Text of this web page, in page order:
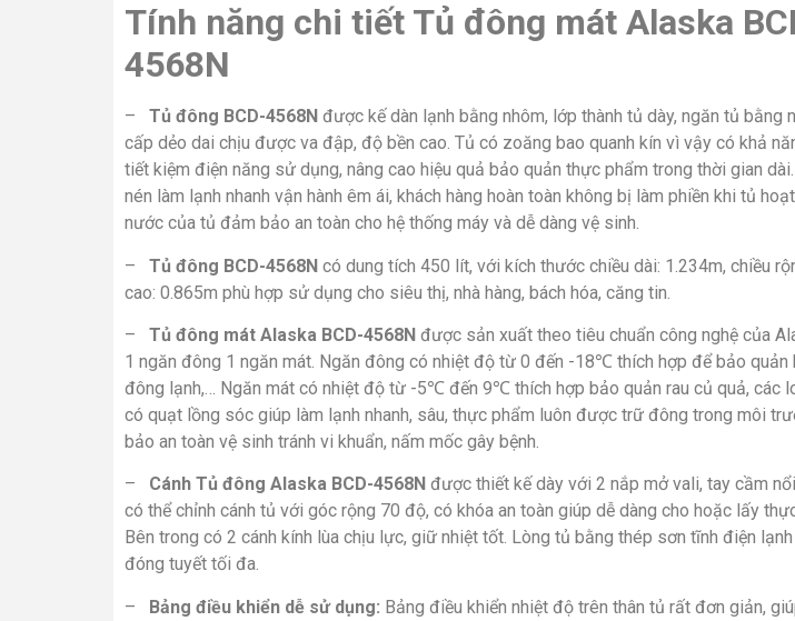
Tính năng chi tiết Tủ đông mát Alaska
4568N
– Tủ đông BCD-4568N được kế dàn lạnh bằng nhôm, lớp thành tủ dày, ngăn tủ bằng
cấp dẻo dai chịu được va đập, độ bền cao. Tủ có zoăng bao quanh kín vì vậy có khả
tiết kiệm điện năng sử dụng, nâng cao hiệu quả bảo quản thực phẩm trong thời gian
nén làm lạnh nhanh vận hành êm ái, khách hàng hoàn toàn không bị làm phiền khi tủ
nước của tủ đảm bảo an toàn cho hệ thống máy và dễ dàng vệ sinh.
– Tủ đông BCD-4568N có dung tích 450 lít, với kích thước chiều dài: 1.234m, chiều
cao: 0.865m phù hợp sử dụng cho siêu thị, nhà hàng, bách hóa, căng tin.
– Tủ đông mát Alaska BCD-4568N được sản xuất theo tiêu chuẩn công nghệ của
1 ngăn đông 1 ngăn mát. Ngăn đông có nhiệt độ từ 0 đến -18℃ thích hợp để bảo quản
đông lạnh,… Ngăn mát có nhiệt độ từ -5℃ đến 9℃ thích hợp bảo quản rau củ quả, các
có quạt lồng sóc giúp làm lạnh nhanh, sâu, thực phẩm luôn được trữ đông trong môi
bảo an toàn vệ sinh tránh vi khuẩn, nấm mốc gây bệnh.
– Cánh Tủ đông Alaska BCD-4568N được thiết kế dày với 2 nắp mở vali, tay cầm
có thể chỉnh cánh tủ với góc rộng 70 độ, có khóa an toàn giúp dễ dàng cho hoặc lấy
Bên trong có 2 cánh kính lùa chịu lực, giữ nhiệt tốt. Lòng tủ bằng thép sơn tĩnh điện lạnh
đóng tuyết tối đa.
– Bảng điều khiển dễ sử dụng: Bảng điều khiển nhiệt độ trên thân tủ rất đơn giản,